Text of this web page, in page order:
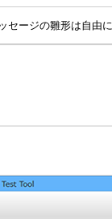
セージの雛形は自由